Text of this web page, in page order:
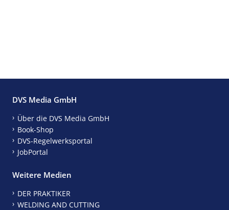
DVS Media GmbH
Über die DVS Media GmbH
Book-Shop
DVS-Regelwerksportal
JobPortal
Weitere Medien
DER PRAKTIKER
WELDING AND CUTTING